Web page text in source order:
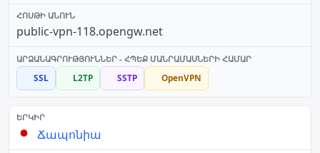
public-vpn-118.opengw.net
SSL L2TP SSTP OpenVPN
Ճապոնիա